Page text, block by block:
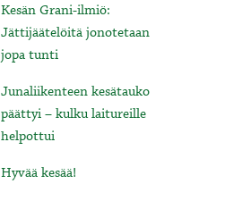
Kesän Grani-ilmiö:
Jättijäätelöitä jonotetaan
jopa tunti
Junaliikenteen kesätauko
päättyi – kulku laitureille
helpottui
Hyvää kesää!